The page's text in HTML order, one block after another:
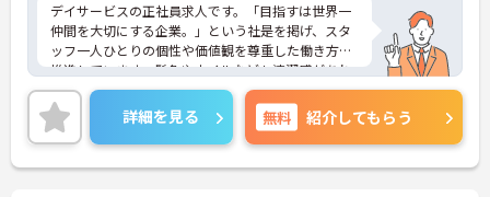
デイサービスの正社員求人です。「目指すは世界一
仲間を大切にする企業。」という社是を掲げ、スタ
ッフ一人ひとりの個性や価値観を尊重した働き方を
推進しています。髪色やネイルなども清潔感があれ
ば原則自由となっており、自分らしいスタイルで無
理なく働くことが可能です。日々の頑張りやチーム
ワークは賞与とは別に支給される特別報酬としてし
っかり還元されるため、高いモチベーションを維持
しながら業務に取り組めます。残業は少なく、月9日
詳細を見る 無料 紹介してもらう